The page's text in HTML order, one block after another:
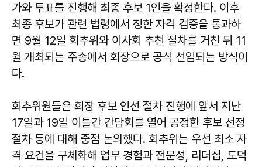
가와 투표를 진행해 최종 후보 1인을 확정한다. 이후
최종 후보가 관련 법령에서 정한 자격 검증을 통과하
면 9월 12일 회추위와 이사회 추천 절차를 거친 뒤 11
월 개최되는 주총에서 회장으로 공식 선임되는 방식이
다.
회추위원들은 회장 후보 인선 절차 진행에 앞서 지난
17일과 19일 이틀간 간담회를 열어 공정한 후보 선정
절차 등에 대해 중점 논의했다. 회추위는 우선 최소 자
격 요건을 구체화해 업무 경험과 전문성, 리더십, 도덕